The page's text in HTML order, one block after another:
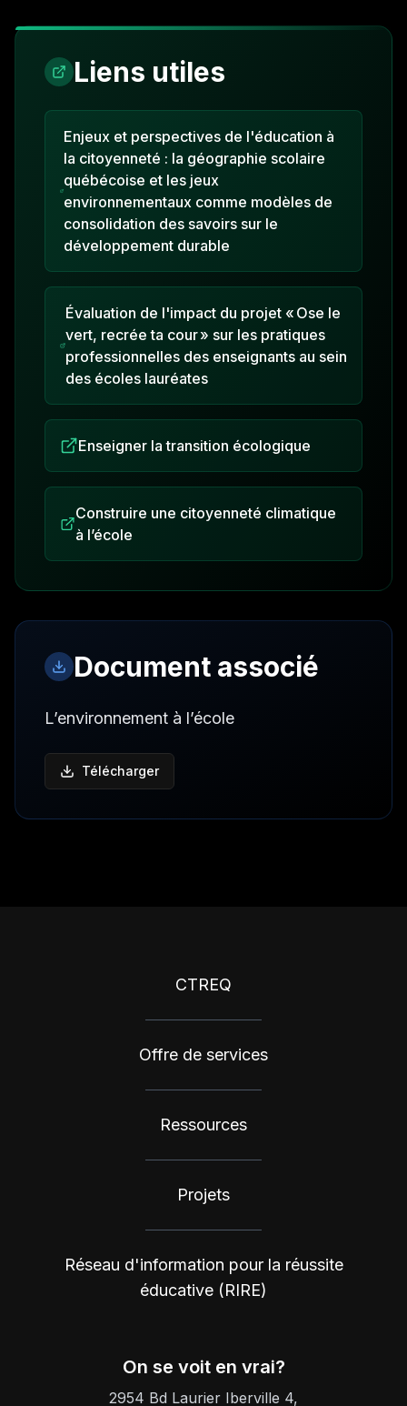
Liens utiles
Enjeux et perspectives de l'éducation à
la citoyenneté : la géographie scolaire
québécoise et les jeux
environnementaux comme modèles de
consolidation des savoirs sur le
développement durable
Évaluation de l'impact du projet « Ose le
vert, recrée ta cour » sur les pratiques
professionnelles des enseignants au sein
des écoles lauréates
Enseigner la transition écologique
Construire une citoyenneté climatique
à l’école
Document associé
L’environnement à l’école
Télécharger
CTREQ
Offre de services
Ressources
Projets
Réseau d'information pour la réussite
éducative (RIRE)
On se voit en vrai?
2954 Bd Laurier Iberville 4,